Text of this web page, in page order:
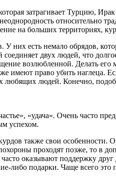
затрагивает Турцию,
на больших территориях,
У них есть немало обрядов,
двух людей, что
возлюбленной. Делать
имеют право убить наглеца.
любящих людей. Конечно,
«удача». Очень часто
успехом.
также свои особенности.
проходят позже, то в
оказывают поддержку
либо подарки. Чаще всего